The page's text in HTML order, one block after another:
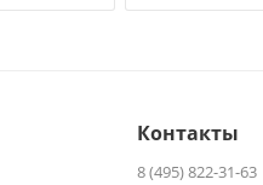
Контакты
8 (495) 822-31-63